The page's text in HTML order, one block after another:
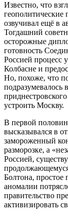
Известно, что
озвучивал ещё в
Тогдашний
осторожные
готовность
Россией процесс
Колбасне и
Но, похоже, что
подразумевалось
устроить Москву.
В первой
высказывался в
замороженный
разморозке, а
Россией,
Болтона, простое
аномалии
правительство
активизировать